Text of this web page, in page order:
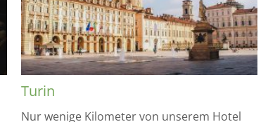
Turin
Nur wenige Kilometer von unserem Hotel